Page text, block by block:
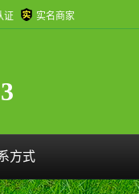
证 实名商家
方式